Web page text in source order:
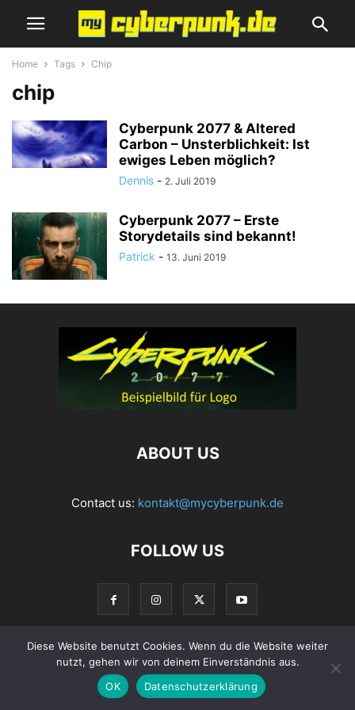
Home Tags Chip
chip
Cyberpunk 2077 & Altered
Carbon – Unsterblichkeit: Ist
ewiges Leben möglich?
Dennis - 2. Juli 2019
Cyberpunk 2077 – Erste
Storydetails sind bekannt!
Patrick - 13. Juni 2019
ABOUT US
Contact us: kontakt@mycyberpunk.de
FOLLOW US
© Copyright 2022 MyCyberpunk.de
Diese Website benutzt Cookies. Wenn du die Website weiter
nutzt, gehen wir von deinem Einverständnis aus.
OK
Datenschutzerklärung